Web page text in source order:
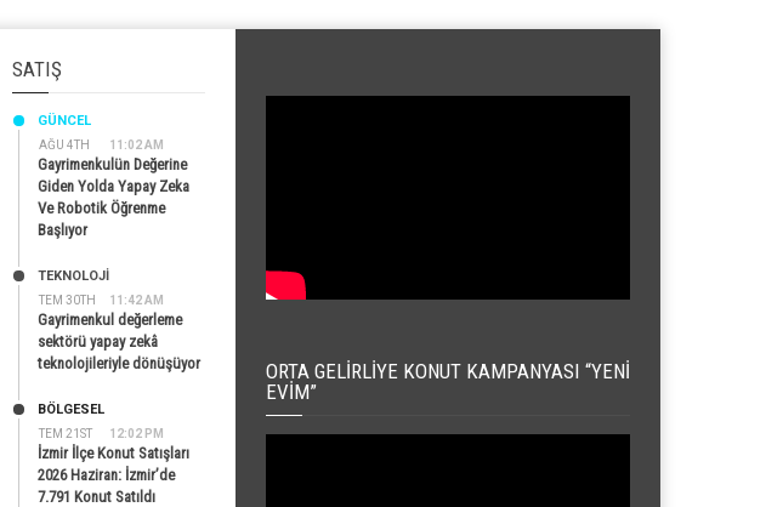
SATIŞ
AĞU 4TH 11:02 AM
GÜNCEL
Gayrimenkulün Değerine
Giden Yolda Yapay Zeka
Ve Robotik Öğrenme
Başlıyor
TEM 30TH 11:42 AM
TEKNOLOJİ
Gayrimenkul değerleme
sektörü yapay zekâ
teknolojileriyle dönüşüyor
TEM 21ST 12:02 PM
BÖLGESEL
İzmir İlçe Konut Satışları
2026 Haziran: İzmir’de
7.791 Konut Satıldı
ORTA GELIRLIYE KONUT KAMPANYASI “YENI
EVIM”